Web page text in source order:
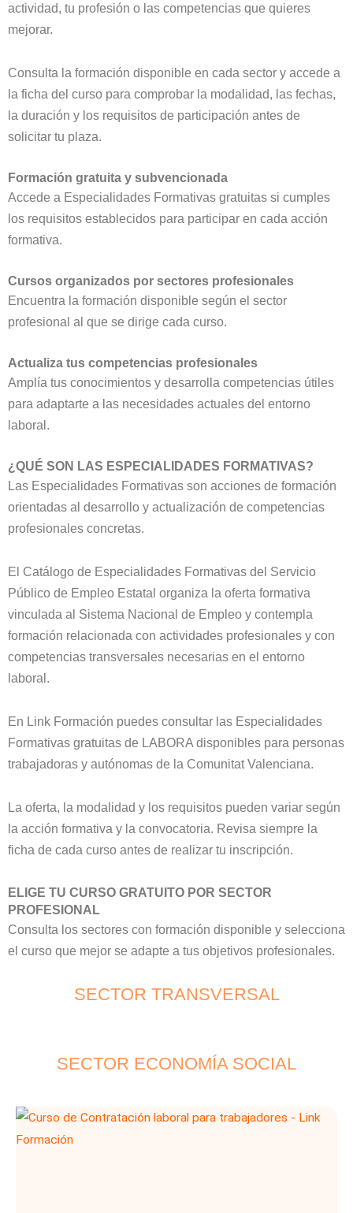
actividad, tu profesión o las competencias que quieres
mejorar.
Consulta la formación disponible en cada sector y accede a
la ficha del curso para comprobar la modalidad, las fechas,
la duración y los requisitos de participación antes de
solicitar tu plaza.
Formación gratuita y subvencionada
Accede a Especialidades Formativas gratuitas si cumples
los requisitos establecidos para participar en cada acción
formativa.
Cursos organizados por sectores profesionales
Encuentra la formación disponible según el sector
profesional al que se dirige cada curso.
Actualiza tus competencias profesionales
Amplía tus conocimientos y desarrolla competencias útiles
para adaptarte a las necesidades actuales del entorno
laboral.
¿QUÉ SON LAS ESPECIALIDADES FORMATIVAS?
Las Especialidades Formativas son acciones de formación
orientadas al desarrollo y actualización de competencias
profesionales concretas.
El Catálogo de Especialidades Formativas del Servicio
Público de Empleo Estatal organiza la oferta formativa
vinculada al Sistema Nacional de Empleo y contempla
formación relacionada con actividades profesionales y con
competencias transversales necesarias en el entorno
laboral.
En Link Formación puedes consultar las Especialidades
Formativas gratuitas de LABORA disponibles para personas
trabajadoras y autónomas de la Comunitat Valenciana.
La oferta, la modalidad y los requisitos pueden variar según
la acción formativa y la convocatoria. Revisa siempre la
ficha de cada curso antes de realizar tu inscripción.
ELIGE TU CURSO GRATUITO POR SECTOR
PROFESIONAL
Consulta los sectores con formación disponible y selecciona
el curso que mejor se adapte a tus objetivos profesionales.
SECTOR TRANSVERSAL
SECTOR ECONOMÍA SOCIAL